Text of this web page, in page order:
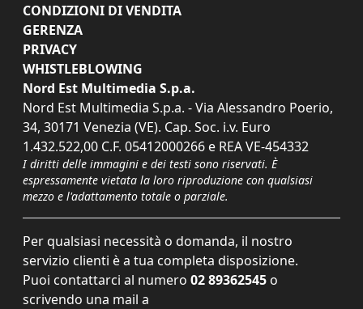
CONDIZIONI DI VENDITA
GERENZA
PRIVACY
WHISTLEBLOWING
Nord Est Multimedia S.p.a.
Nord Est Multimedia S.p.a. - Via Alessandro Poerio,
34, 30171 Venezia (VE). Cap. Soc. i.v. Euro
1.432.522,00 C.F. 05412000266 e REA VE-454332
I diritti delle immagini e dei testi sono riservati. È
espressamente vietata la loro riproduzione con qualsiasi
mezzo e l'adattamento totale o parziale.
Per qualsiasi necessità o domanda, il nostro
servizio clienti è a tua completa disposizione.
Puoi contattarci al numero 02 89362545 o
scrivendo una mail a